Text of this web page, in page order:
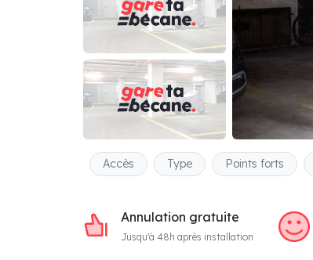
Accès Type Points forts
Annulation gratuite
Jusqu'à 48h après installation